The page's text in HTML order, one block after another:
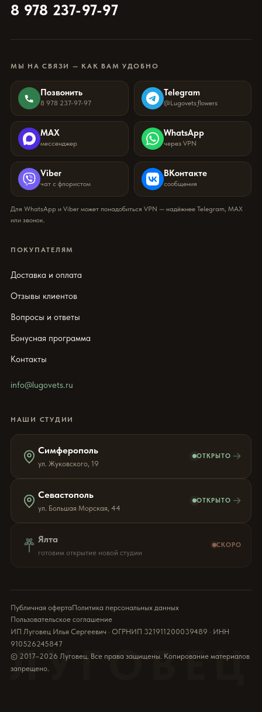
8 978 237-97-97
МЫ НА СВЯЗИ — КАК ВАМ УДОБНО
Позвонить
8 978 237-97-97
Telegram
@Lugovets_flowers
MAX
мессенджер
WhatsApp
через VPN
Viber
чат с флористом
ВКонтакте
сообщения
Для WhatsApp и Viber может понадобиться VPN — надёжнее Telegram, MAX
или звонок.
ПОКУПАТЕЛЯМ
Доставка и оплата
Отзывы клиентов
Вопросы и ответы
Бонусная программа
Контакты
info@lugovets.ru
НАШИ СТУДИИ
Симферополь
ул. Жуковского, 19
ОТКРЫТО →
Севастополь
ул. Большая Морская, 44
ОТКРЫТО →
Ялта
готовим открытие новой студии
СКОРО
Публичная офертаПолитика персональных данных
Пользовательское соглашение
ИП Луговец Илья Сергеевич · ОГРНИП 321911200039489 · ИНН
910526245847
© 2017–2026 Луговец. Все права защищены. Копирование материалов
запрещено.
ЛУГОВЕЦ